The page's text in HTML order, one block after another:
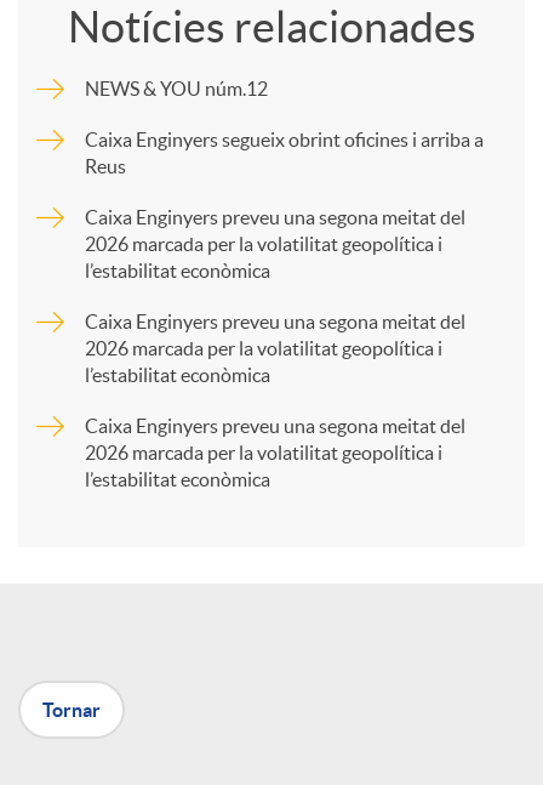
p
a
X
Notícies relacionades
NEWS & YOU núm.12
Caixa Enginyers segueix obrint oficines i arriba a
Reus
Caixa Enginyers preveu una segona meitat del
2026 marcada per la volatilitat geopolítica i
l’estabilitat econòmica
Caixa Enginyers preveu una segona meitat del
2026 marcada per la volatilitat geopolítica i
l’estabilitat econòmica
Caixa Enginyers preveu una segona meitat del
2026 marcada per la volatilitat geopolítica i
l’estabilitat econòmica
Tornar